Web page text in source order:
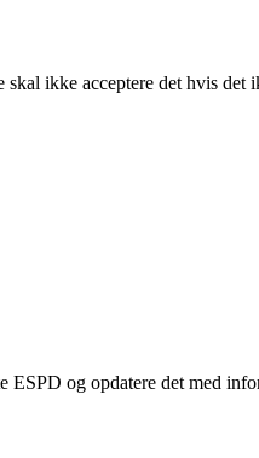
ikke acceptere det hvis det
og opdatere det med